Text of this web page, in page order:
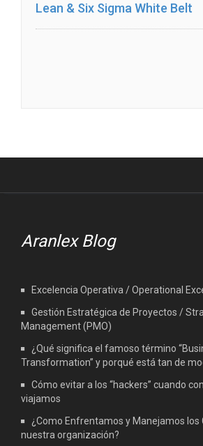
Lean & Six Sigma White Belt
Aranlex Blog
Excelencia Operativa / Operational
Gestión Estratégica de Proyectos /
Management (PMO)
¿Qué significa el famoso término
Transformation” y porqué está tan de
Cómo evitar a los “hackers” cuando
viajamos
¿Como Enfrentamos y Manejamos los
nuestra organización?